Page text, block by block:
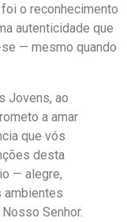
o reconhecimento
autenticidade que
— mesmo quando
Jovens, ao
a amar
que vós
desta
— alegre,
ambientes
Senhor.